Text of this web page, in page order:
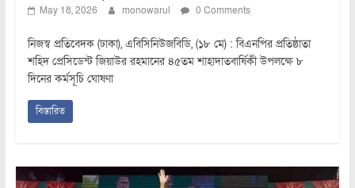
May 18, 2026 monowarul 0 Comments
নিজস্ব প্রতিবেদক (ঢাকা), এবিসিনিউজবিডি, (১৮ মে) : বিএনপির প্রতিষ্ঠাতা
শহিদ প্রেসিডেন্ট জিয়াউর রহমানের ৪৫তম শাহাদাতবার্ষিকী উপলক্ষে ৮
দিনের কর্মসূচি ঘোষণা
বিস্তারিত